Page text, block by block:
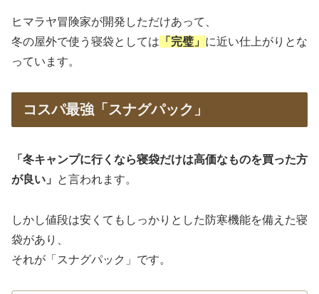
ヒマラヤ冒険家が開発しただけあって、
冬の屋外で使う寝袋としては 「完璧」 に近い仕上がりとな
っています。
コスパ最強「スナグパック」
「冬キャンプに行くなら寝袋だけは高価なものを買った方
が良い」
と言われます。
しかし値段は安くてもしっかりとした防寒機能を備えた寝
袋があり、
それが「スナグパック」です。